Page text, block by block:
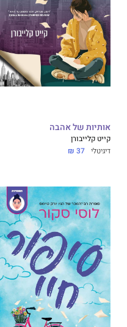
אותיות של אהבה
קייט קלייבורן
דיגיטלי 37 ₪